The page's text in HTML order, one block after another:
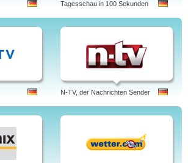
Tagesschau in 100 Sekunden
N-TV, der Nachrichten Sender